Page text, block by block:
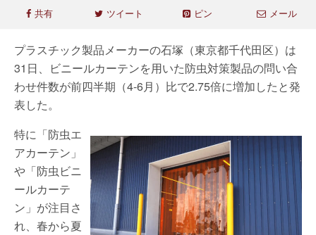
共有 ツイート ピン メール
プラスチック製品メーカーの石塚（東京都千代田区）は
31日、ビニールカーテンを用いた防虫対策製品の問い合
わせ件数が前四半期（4-6月）比で2.75倍に増加したと発
表した。
特に「防虫エ
アカーテン」
や「防虫ビニ
ールカーテ
ン」が注目さ
れ、春から夏